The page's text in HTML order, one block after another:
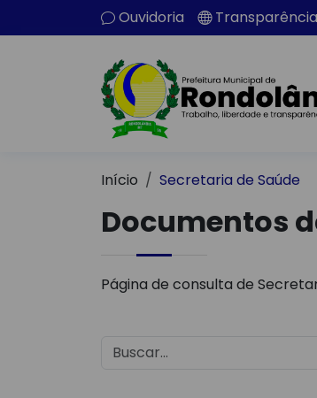
Ouvidoria Transparência
Início Secretaria de Saúde
Documentos
Página de consulta de